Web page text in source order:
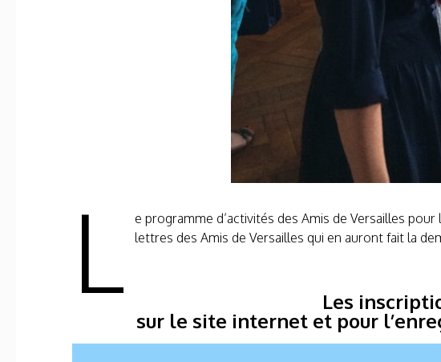
L
e programme d’activités des Amis de Versailles
lettres des Amis de Versailles qui en auront fait la
Les
sur le site internet et pour